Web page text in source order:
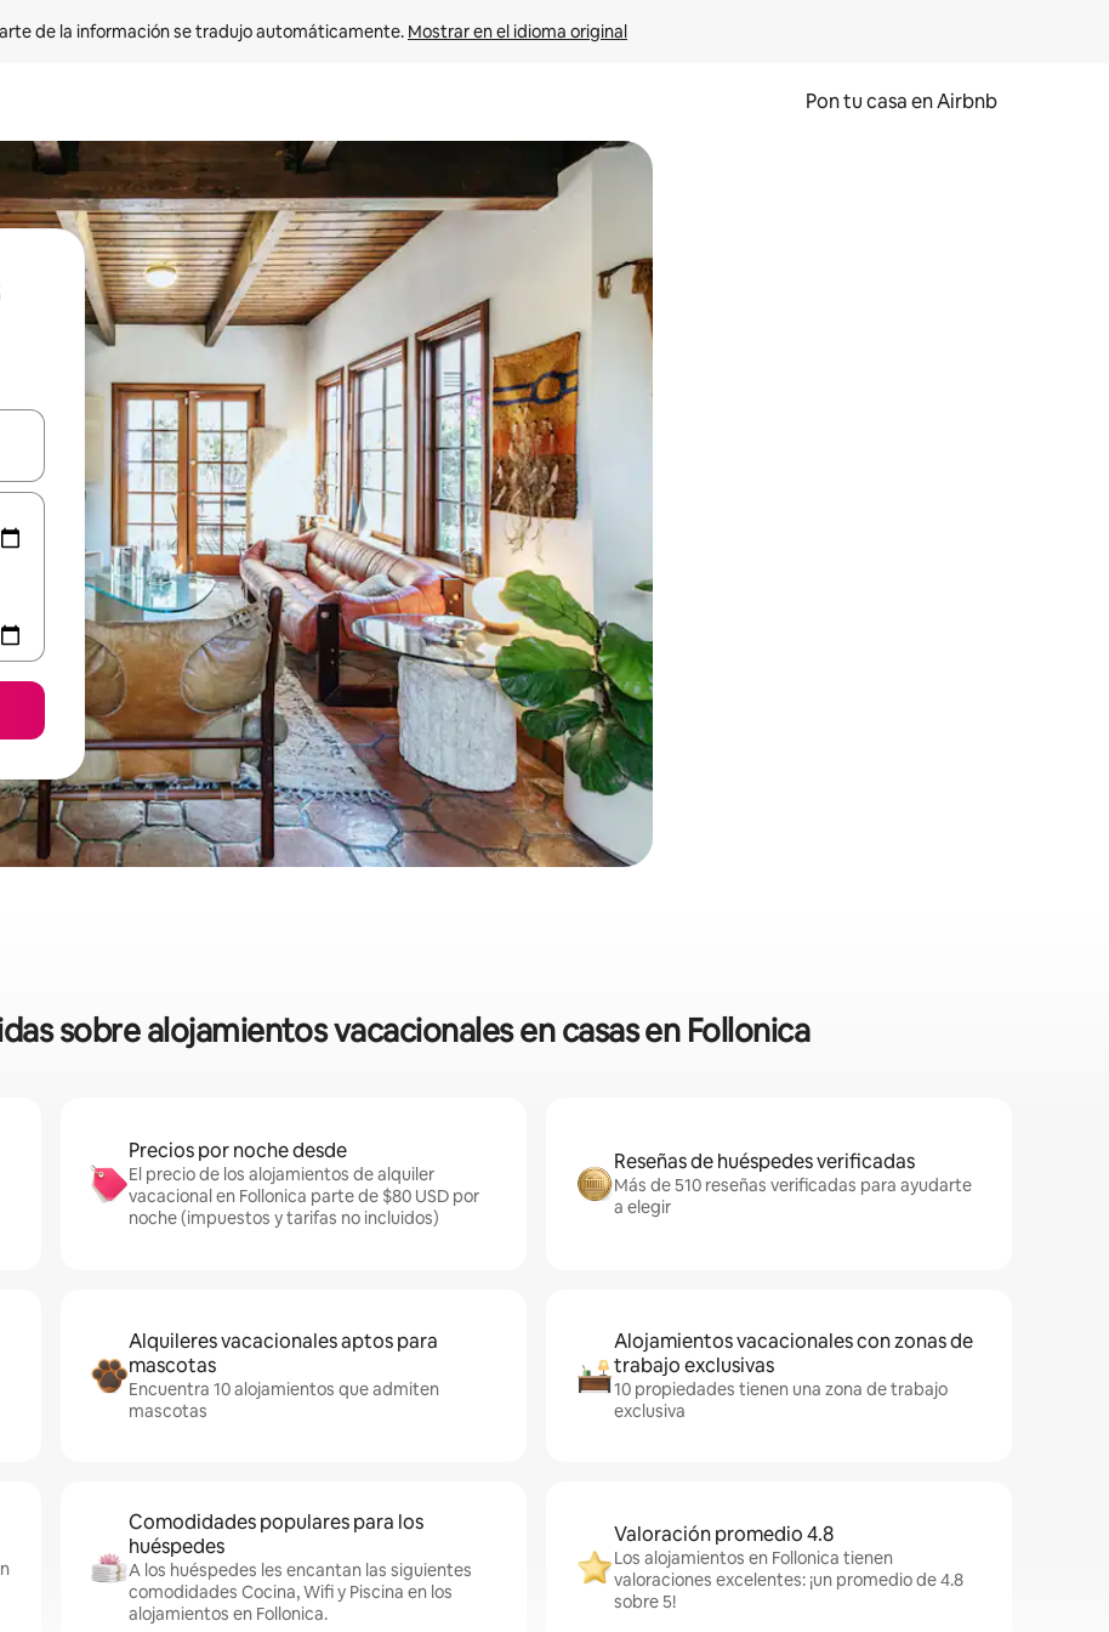
de la información se tradujo automáticamente. Mostrar en el idioma original
Pon tu casa en Airbnb
con las teclas de flecha hacia arriba y hacia abajo o explora con el tacto o desliza el dedo.
sobre alojamientos vacacionales en casas en Follonica
Precios por noche desde
El precio de los alojamientos de alquiler
vacacional en Follonica parte de $80 USD por
noche (impuestos y tarifas no incluidos)
Reseñas de huéspedes verificadas
Más de 510 reseñas verificadas para ayudarte
a elegir
Alquileres vacacionales aptos para
mascotas
Encuentra 10 alojamientos que admiten
mascotas
Alojamientos vacacionales con zonas de
trabajo exclusivas
10 propiedades tienen una zona de trabajo
exclusiva
Comodidades populares para los
huéspedes
A los huéspedes les encantan las siguientes
comodidades Cocina, Wifi y Piscina en los
alojamientos en Follonica.
Valoración promedio 4.8
Los alojamientos en Follonica tienen
valoraciones excelentes: ¡un promedio de 4.8
sobre 5!